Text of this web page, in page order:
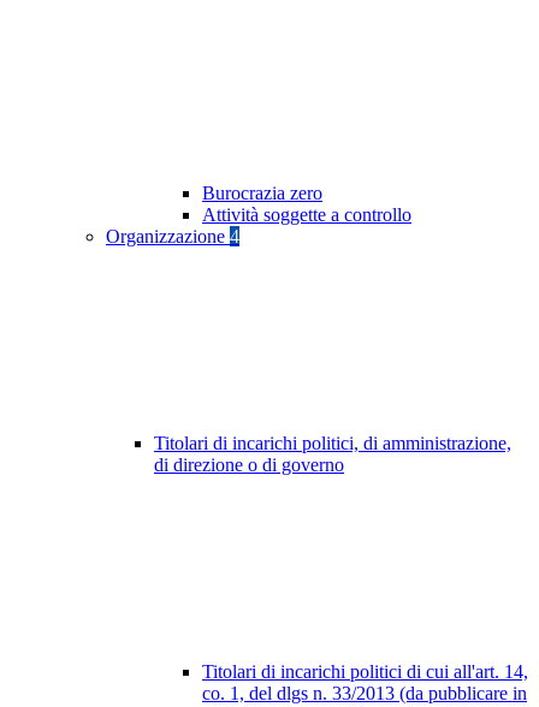
Burocrazia zero
Attività soggette a controllo
Organizzazione 4
Titolari di incarichi politici, di amministrazione,
di direzione o di governo
Titolari di incarichi politici di cui all'art. 14,
co. 1, del dlgs n. 33/2013 (da pubblicare in